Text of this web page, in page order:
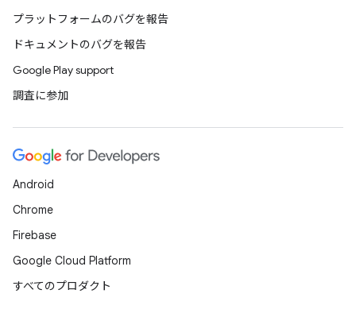
プラットフォームのバグを報告
ドキュメントのバグを報告
Google Play support
調査に参加
Android
Chrome
Firebase
Google Cloud Platform
すべてのプロダクト